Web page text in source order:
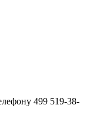
499 519-38-